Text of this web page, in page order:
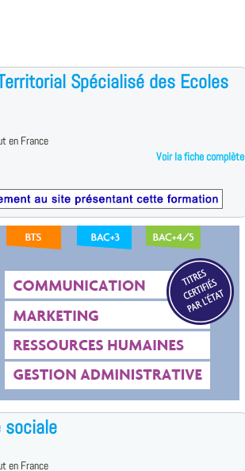
Spécialisé des Ecoles
en France
Voir la fiche complète
sociale
en France